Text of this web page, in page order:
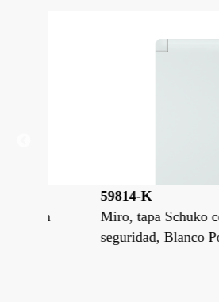
59814-K
Miro, tapa Schuko
seguridad, Blanco Polar